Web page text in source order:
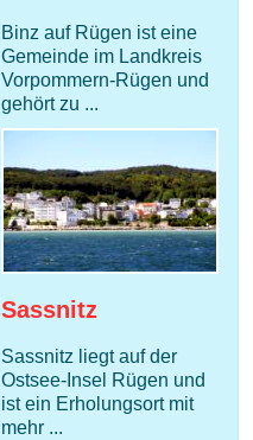
Binz auf Rügen ist eine
Gemeinde im Landkreis
Vorpommern-Rügen und
gehört zu ...
Sassnitz
Sassnitz liegt auf der
Ostsee-Insel Rügen und
ist ein Erholungsort mit
mehr ...